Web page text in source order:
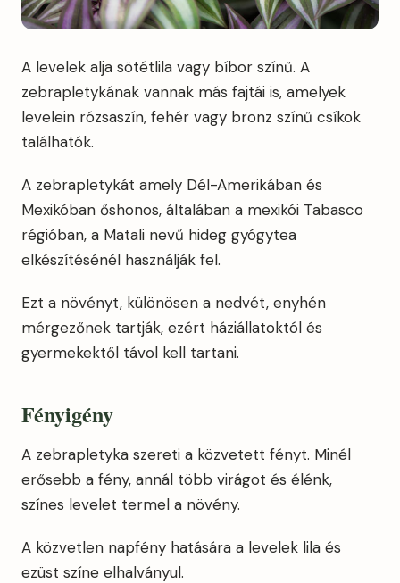
A levelek alja sötétlila vagy bíbor színű. A
zebrapletykának vannak más fajtái is, amelyek
levelein rózsaszín, fehér vagy bronz színű csíkok
találhatók.
A zebrapletykát amely Dél-Amerikában és
Mexikóban őshonos, általában a mexikói Tabasco
régióban, a Matali nevű hideg gyógytea
elkészítésénél használják fel.
Ezt a növényt, különösen a nedvét, enyhén
mérgezőnek tartják, ezért háziállatoktól és
gyermekektől távol kell tartani.
Fényigény
A zebrapletyka szereti a közvetett fényt. Minél
erősebb a fény, annál több virágot és élénk,
színes levelet termel a növény.
A közvetlen napfény hatására a levelek lila és
ezüst színe elhalványul.